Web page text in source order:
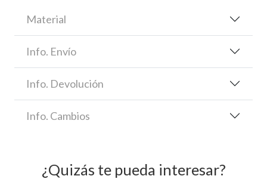
Material
Info. Envío
Info. Devolución
Info. Cambios
¿Quizás te pueda interesar?